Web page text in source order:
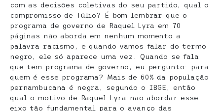
com as decisões coletivas do seu partido, qual o
compromisso de Túlio? É bom lembrar que o
programa de governo de Raquel Lyra em 70
páginas não aborda em nenhum momento a
palavra racismo, e quando vamos falar do termo
negro, ele só aparece uma vez. Quando se fala
que tem programa de governo, eu pergunto: para
quem é esse programa? Mais de 60% da população
pernambucana é negra, segundo o IBGE, então
qual o motivo de Raquel Lyra não abordar esse
eixo tão fundamental para o avanço das